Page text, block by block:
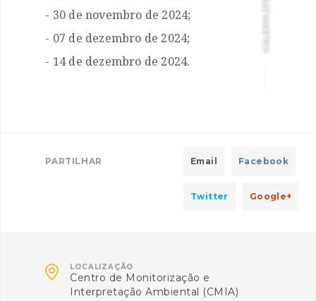
GALERIA [
- 30 de novembro de 2024;
- 07 de dezembro de 2024;
- 14 de dezembro de 2024.
PARTILHAR Email Facebook
Twitter Google+
 LOCALIZAÇÃO
Centro de Monitorização e
Interpretação Ambiental (CMIA)